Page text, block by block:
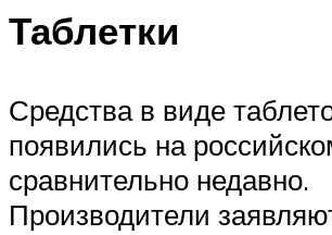
Таблетки
Средства в виде
появились на
сравнительно недавно.
Производители